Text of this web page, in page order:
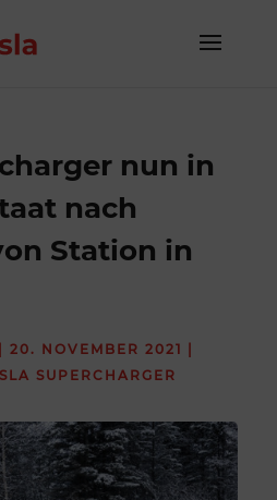
nun in
nach
Station in
|20. NOVEMBER 2021
SUPERCHARGER